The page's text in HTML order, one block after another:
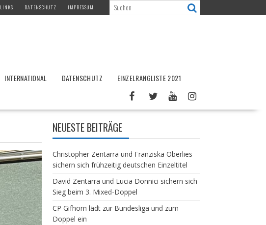
LINKS DATENSCHUTZ IMPRESSUM
INTERNATIONAL DATENSCHUTZ EINZELRANGLISTE 2021
NEUESTE BEITRÄGE
Christopher Zentarra und Franziska Oberlies
sichern sich frühzeitig deutschen Einzeltitel
David Zentarra und Lucia Donnici sichern sich
Sieg beim 3. Mixed-Doppel
CP Gifhorn lädt zur Bundesliga und zum
Doppel ein